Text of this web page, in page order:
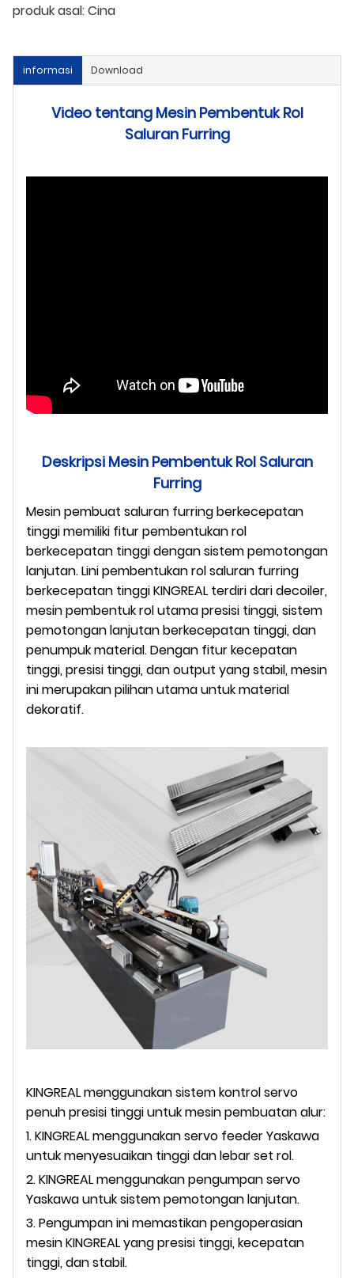
produk asal:Cina
informasi Download
Video tentang Mesin Pembentuk Rol
Saluran Furring
Deskripsi Mesin Pembentuk Rol Saluran
Furring
Mesin pembuat saluran furring berkecepatan
tinggi memiliki fitur pembentukan rol
berkecepatan tinggi dengan sistem pemotongan
lanjutan. Lini pembentukan rol saluran furring
berkecepatan tinggi KINGREAL terdiri dari decoiler,
mesin pembentuk rol utama presisi tinggi, sistem
pemotongan lanjutan berkecepatan tinggi, dan
penumpuk material. Dengan fitur kecepatan
tinggi, presisi tinggi, dan output yang stabil, mesin
ini merupakan pilihan utama untuk material
dekoratif.
KINGREAL menggunakan sistem kontrol servo
penuh presisi tinggi untuk mesin pembuatan alur:
1. KINGREAL menggunakan servo feeder Yaskawa
untuk menyesuaikan tinggi dan lebar set rol.
2. KINGREAL menggunakan pengumpan servo
Yaskawa untuk sistem pemotongan lanjutan.
3. Pengumpan ini memastikan pengoperasian
mesin KINGREAL yang presisi tinggi, kecepatan
tinggi, dan stabil.